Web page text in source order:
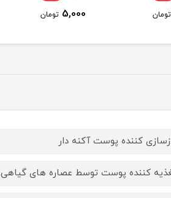
تومان 5,000 تومان
کننده پوست آکنه دار
کننده پوست توسط عصاره های گیاهی